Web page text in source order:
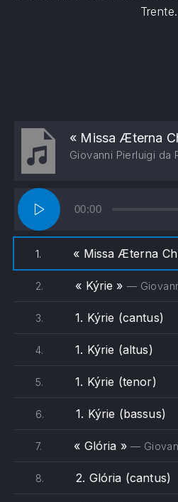
Trente.
« Missa Æterna
Lecteur
audio
00:00
1. « Missa Æterna
2. « Kýrie » — Giovanni Pierluigi da Palestrina -
3. 1. Kýrie (cantus)
4. 1. Kýrie (altus)
5. 1. Kýrie (tenor)
6. 1. Kýrie (bassus)
7. « Glória » — Giovanni Pierluigi da
8. 2. Glória (cantus)